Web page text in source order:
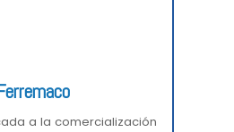
a la comercialización